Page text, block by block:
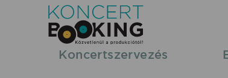
újraindulás
KoncertBooking
Koncertszervezés